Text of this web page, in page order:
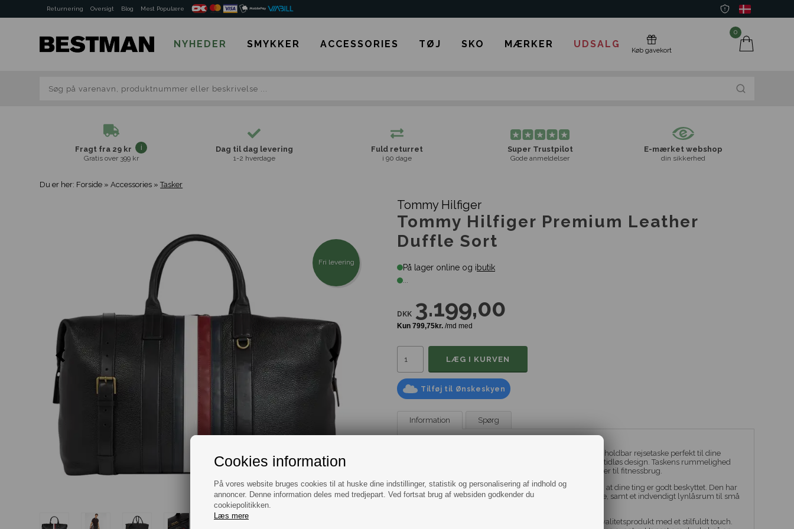
Cookies information
På vores website bruges cookies til at huske dine indstillinger, statistik og personalisering af indhold og
annoncer. Denne information deles med tredjepart. Ved fortsat brug af websiden godkender du
cookiepolitikken.
Læs mere
Returnering Oversigt Blog Mest Populære
NYHEDER SMYKKER ACCESSORIES TØJ SKO MÆRKER UDSALG
0
Køb gavekort
Fragt fra 29 kr
Gratis over 399 kr
Dag til dag levering
1-2 hverdage
Fuld returret
i 90 dage
Super Trustpilot
Gode anmeldelser
E-mærket webshop
din sikkerhed
Du er her: Forside »Accessories »Tasker
Fri levering
Tommy Hilfiger
Tommy Hilfiger Premium Leather
Duffle Sort
På lager online og ibutik
...
DKK 3.199,00
Tilføj til Ønskeskyen
Information Spørg
Tommy Hilfiger duffle bag i ægte læder er en stilfuld og holdbar rejsetaske perfekt til dine
behov. Den er lavet af 100% læder og har en elegant og tidløs design. Taskens rummelighed
giver plads til at opbevare dine ejendele under rejser eller til fitnessbrug.
Tasken har en praktisk dobbelt lynlåslukning, der sikrer, at dine ting er godt beskyttet. Den har
også et hovedrum, hvor du kan organisere dine ejendele, samt et indvendigt lynlåsrum til små
Med Tommy Hilfiger branding er du sikker på at få en kvalitetsprodukt med et stilfuldt touch.